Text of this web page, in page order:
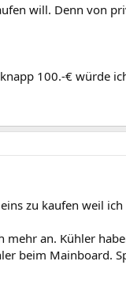
will. Denn von
100.-€ würde
zu kaufen weil
mehr an. Kühler
beim Mainboard.